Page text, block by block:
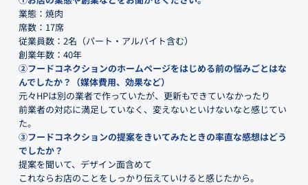
業態：焼肉
席数：17席
従業員数：2名（パート・アルバイト含む）
創業年数：40年
②フードコネクションのホームページをはじめる前の悩みごとはな
んでしたか？（媒体費用、効果など）
元々HPは別の業者で作っていたが、更新もできていなかったり
前業者の対応に満足していなく、変えないといけないなと感じてい
た。
③フードコネクションの提案をきいてみたときの率直な感想はどう
でしたか？
提案を聞いて、デザイン面含めて
これならお店のことをしっかり伝えていけると感じたから。